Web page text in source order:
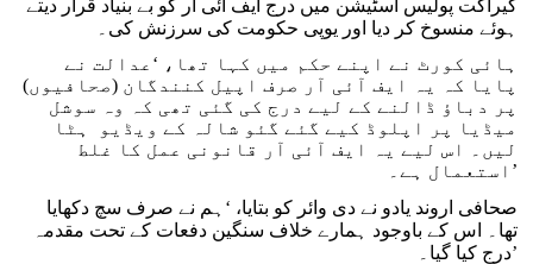
کیراکت پولیس اسٹیشن میں درج ایف آئی آر کو بے بنیاد قرار دیتے
ہوئے منسوخ کر دیا اور یوپی حکومت کی سرزنش کی۔
ہائی کورٹ نے اپنے حکم میں کہا تھا، ‘عدالت نے
پایا کہ یہ ایف آئی آر صرف اپیل کنندگان (صحافیوں)
پر دباؤ ڈالنے کے لیے درج کی گئی تھی کہ وہ سوشل
میڈیا پر اپلوڈ کیے گئے گئو شالہ کے ویڈیو ہٹا
لیں۔ اس لیے یہ ایف آئی آر قانونی عمل کا غلط
استعمال ہے۔’
صحافی اروند یادو نے دی وائر کو بتایا، ‘ہم نے صرف سچ دکھایا
تھا۔ اس کے باوجود ہمارے خلاف سنگین دفعات کے تحت مقدمہ
درج کیا گیا۔’